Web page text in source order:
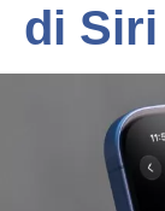
di Siri